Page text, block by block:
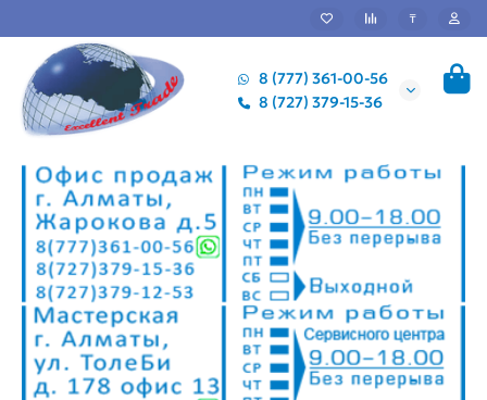
₸
8 (777) 361-00-56
8 (727) 379-15-36